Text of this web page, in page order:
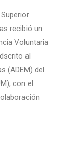
recibió un
Voluntaria
al
(ADEM) del
con el